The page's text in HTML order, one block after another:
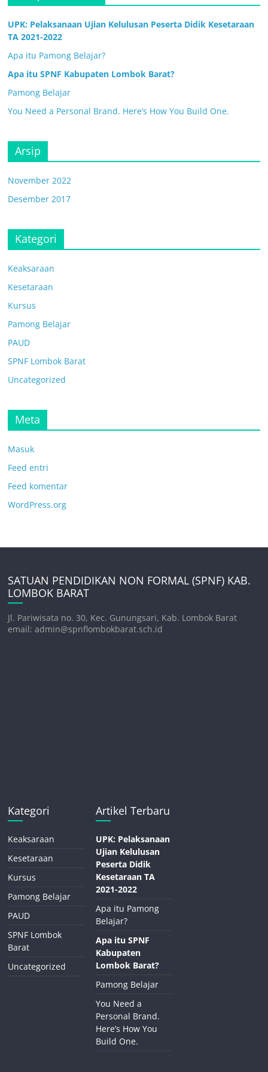
UPK: Pelaksanaan Ujian Kelulusan Peserta Didik Kesetaraan
TA 2021-2022
Apa itu Pamong Belajar?
Apa itu SPNF Kabupaten Lombok Barat?
Pamong Belajar
You Need a Personal Brand. Here’s How You Build One.
Arsip
November 2022
Desember 2017
Kategori
Keaksaraan
Kesetaraan
Kursus
Pamong Belajar
PAUD
SPNF Lombok Barat
Uncategorized
Meta
Masuk
Feed entri
Feed komentar
WordPress.org
SATUAN PENDIDIKAN NON FORMAL (SPNF) KAB.
LOMBOK BARAT
Jl. Pariwisata no. 30, Kec. Gunungsari, Kab. Lombok Barat
email: admin@spnflombokbarat.sch.id
Kategori
Keaksaraan
Kesetaraan
Kursus
Pamong Belajar
PAUD
SPNF Lombok
Barat
Uncategorized
Artikel Terbaru
UPK: Pelaksanaan
Ujian Kelulusan
Peserta Didik
Kesetaraan TA
2021-2022
Apa itu Pamong
Belajar?
Apa itu SPNF
Kabupaten
Lombok Barat?
Pamong Belajar
You Need a
Personal Brand.
Here’s How You
Build One.